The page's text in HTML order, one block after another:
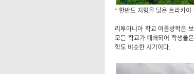
* 한반도 지형을 닮은 트라카이
리투아니아 학교 여름방학은
모든 학교가 폐쇄되어 학생들
학도 비슷한 시기이다.